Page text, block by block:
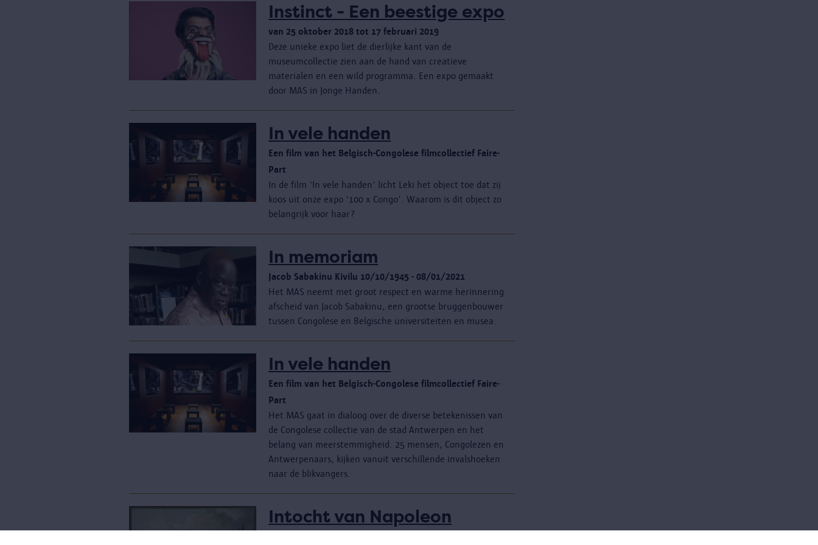
Instinct - Een beestige expo
van 25 oktober 2018 tot 17 februari 2019
Deze unieke expo liet de dierlijke kant van de
museumcollectie zien aan de hand van creatieve
materialen en een wild programma. Een expo gemaakt
door MAS in Jonge Handen.
In vele handen
Een film van het Belgisch-Congolese filmcollectief Faire-
Part
In de film 'In vele handen' licht Leki het object toe dat zij
koos uit onze expo '100 x Congo'. Waarom is dit object zo
belangrijk voor haar?
In memoriam
Jacob Sabakinu Kivilu 10/10/1945 - 08/01/2021
Het MAS neemt met groot respect en warme herinnering
afscheid van Jacob Sabakinu, een grootse bruggenbouwer
tussen Congolese en Belgische universiteiten en musea.
In vele handen
Een film van het Belgisch-Congolese filmcollectief Faire-
Part
Het MAS gaat in dialoog over de diverse betekenissen van
de Congolese collectie van de stad Antwerpen en het
belang van meerstemmigheid. 25 mensen, Congolezen en
Antwerpenaars, kijken vanuit verschillende invalshoeken
naar de blikvangers.
Intocht van Napoleon